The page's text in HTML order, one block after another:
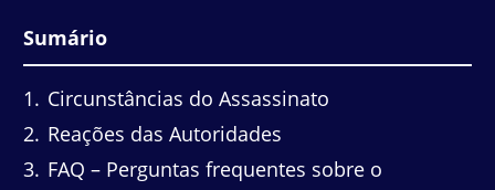
Sumário
1
Circunstâncias do Assassinato
2 Reações das Autoridades
3 FAQ – Perguntas frequentes sobre o